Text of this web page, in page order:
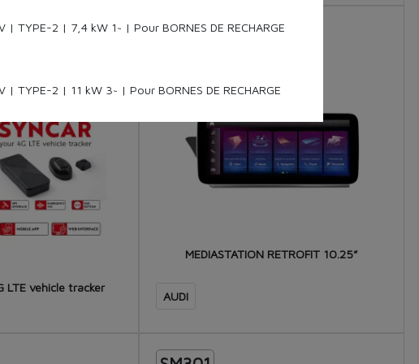
LTE vehicle tracker
SM006
MEDIASTATION RETROFIT 10.25”
AUDI
| TYPE-2 | 7,4 kW 1~ | Pour BORNES DE RECHARGE
| TYPE-2 | 11 kW 3~ | Pour BORNES DE RECHARGE